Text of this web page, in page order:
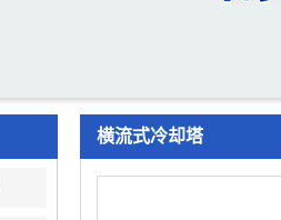
横流式冷却塔